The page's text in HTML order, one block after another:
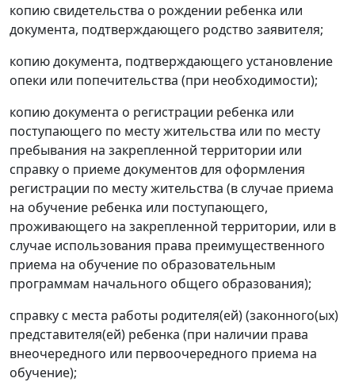
копию свидетельства о рождении ребенка или
документа, подтверждающего родство заявителя;
копию документа, подтверждающего установление
опеки или попечительства (при необходимости);
копию документа о регистрации ребенка или
поступающего по месту жительства или по месту
пребывания на закрепленной территории или
справку о приеме документов для оформления
регистрации по месту жительства (в случае приема
на обучение ребенка или поступающего,
проживающего на закрепленной территории, или в
случае использования права преимущественного
приема на обучение по образовательным
программам начального общего образования);
справку с места работы родителя(ей) (законного(ых)
представителя(ей) ребенка (при наличии права
внеочередного или первоочередного приема на
обучение);